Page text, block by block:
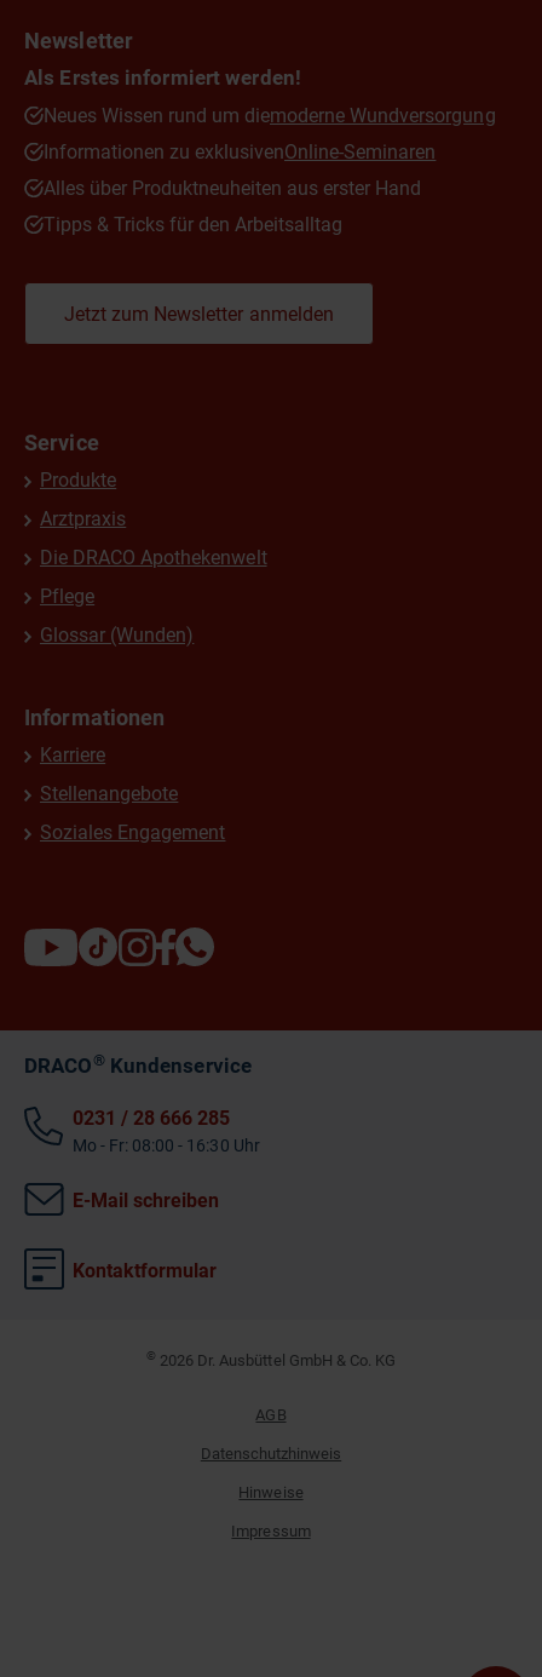
Newsletter
Als Erstes informiert werden!
Neues Wissen rund um diemoderne Wundversorgung
Informationen zu exklusivenOnline-Seminaren
Alles über Produktneuheiten aus erster Hand
Tipps & Tricks für den Arbeitsalltag
Jetzt zum Newsletter anmelden
Service
Produkte
Arztpraxis
Die DRACO Apothekenwelt
Pflege
Glossar (Wunden)
Informationen
Karriere
Stellenangebote
Soziales Engagement
DRACO®Kundenservice
0231 / 28 666 285
Mo - Fr: 08:00 - 16:30 Uhr
E-Mail schreiben
Kontaktformular
© 2026 Dr. Ausbüttel GmbH & Co. KG
AGB
Datenschutzhinweis
Hinweise
Impressum